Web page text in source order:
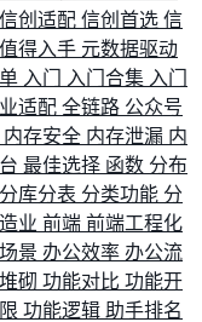
信创适配 信创首选 信
值得入手 元数据驱动
入门 入门合集 入门
适配 全链路 公众号
内存安全 内存泄漏 内
最佳选择 函数 分布
分库分表 分类功能 分
业 前端 前端工程化
景 办公效率 办公流
砌 功能对比 功能开
功能逻辑 助手排名